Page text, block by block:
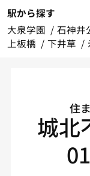
駅から探す
大泉学園
石神井
上板橋
下井草
住
城北